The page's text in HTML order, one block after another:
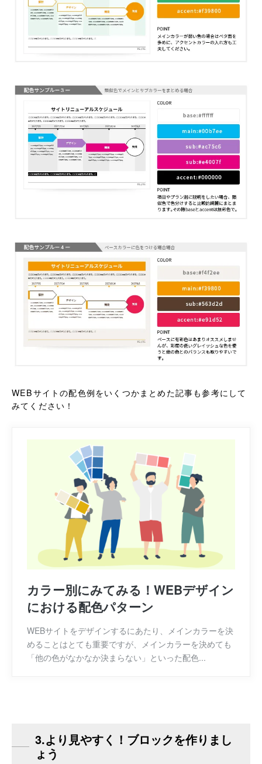
WEBサイトの配色例をいくつかまとめた記事も参考にして
みてください！
カラー別にみてみる！WEBデザイン
における配色パターン
WEBサイトをデザインするにあたり、メインカラーを決
めることはとても重要ですが、メインカラーを決めても
「他の色がなかなか決まらない」といった配色...
3.より見やすく！ブロックを作りまし
ょう